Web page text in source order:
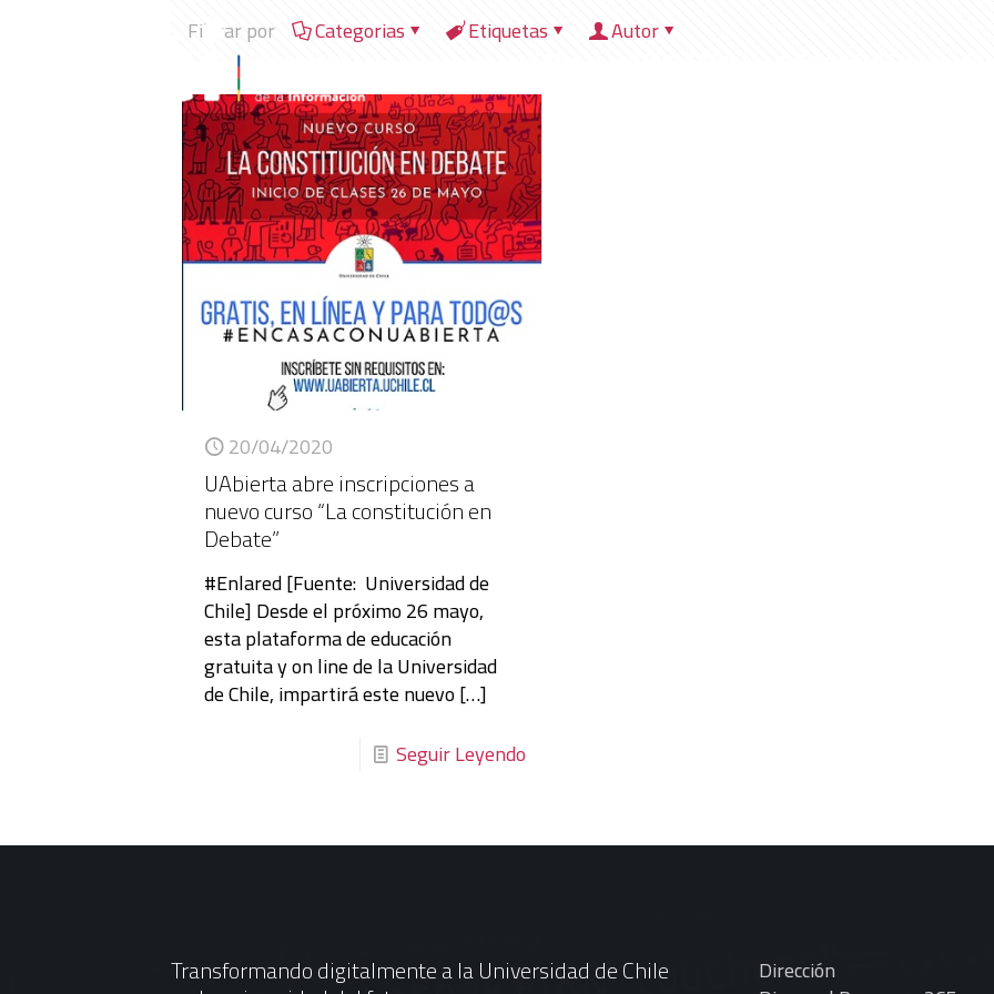
Filtrar por Categorias Etiquetas Autor
20/04/2020
UAbierta abre inscripciones a
nuevo curso “La constitución en
Debate”
#Enlared [Fuente: Universidad de
Chile] Desde el próximo 26 mayo,
esta plataforma de educación
gratuita y on line de la Universidad
de Chile, impartirá este nuevo[…]
Seguir Leyendo
Transformando digitalmente a la Universidad de Chile Dirección